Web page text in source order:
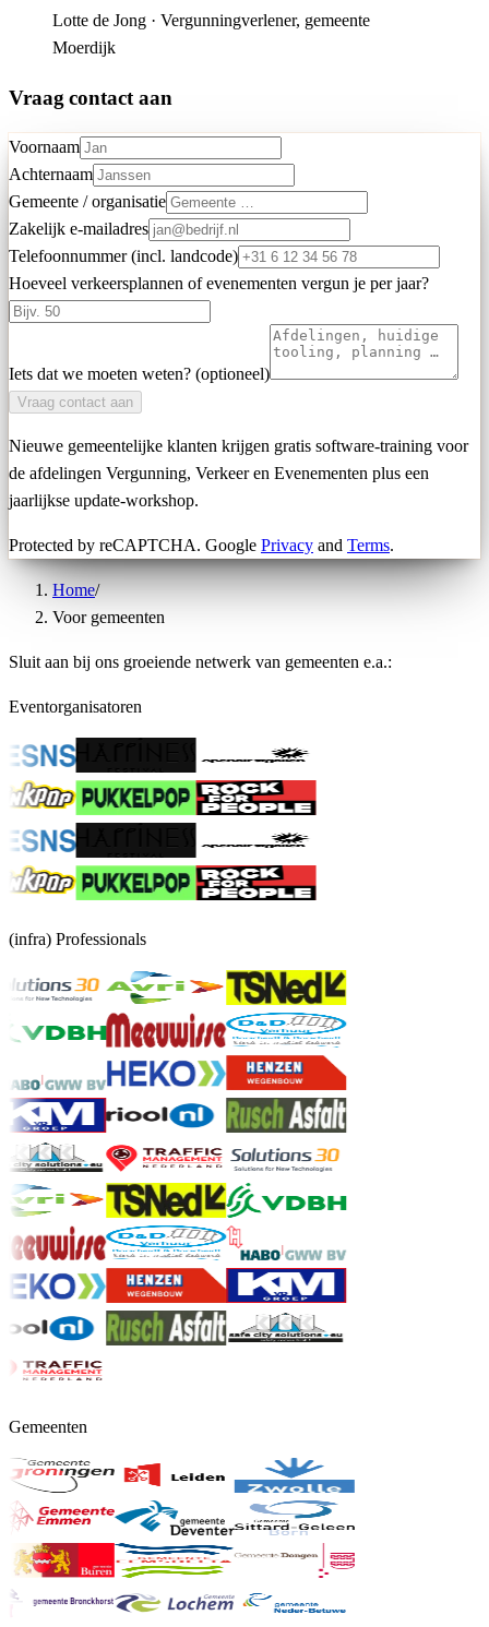
Lotte de Jong · Vergunningverlener, gemeente
Moerdijk
Vraag contact aan
Voornaam
Achternaam
Gemeente / organisatie
Zakelijk e-mailadres
Telefoonnummer (incl. landcode)
Hoeveel verkeersplannen of evenementen vergun je per jaar?
Iets dat we moeten weten? (optioneel)
Vraag contact aan
Nieuwe gemeentelijke klanten krijgen gratis software-training voor
de afdelingen Vergunning, Verkeer en Evenementen plus een
jaarlijkse update-workshop.
Protected by reCAPTCHA. Google Privacy and Terms.
Home/
Voor gemeenten
Sluit aan bij ons groeiende netwerk van gemeenten e.a.:
Eventorganisatoren
(infra) Professionals
Gemeenten